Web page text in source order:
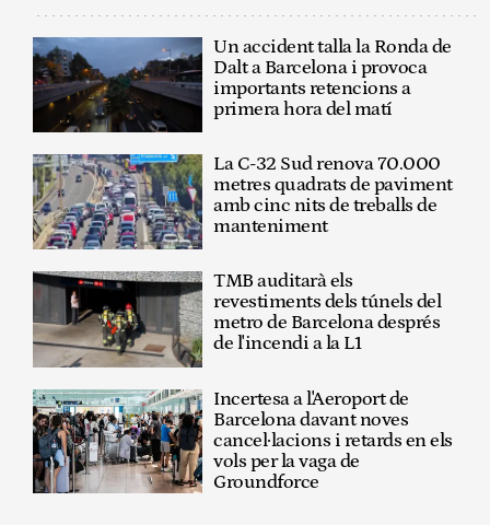
Un accident talla la Ronda de
Dalt a Barcelona i provoca
importants retencions a
primera hora del matí
La C-32 Sud renova 70.000
metres quadrats de paviment
amb cinc nits de treballs de
manteniment
TMB auditarà els
revestiments dels túnels del
metro de Barcelona després
de l'incendi a la L1
Incertesa a l'Aeroport de
Barcelona davant noves
cancel·lacions i retards en els
vols per la vaga de
Groundforce